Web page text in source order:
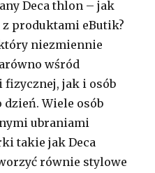
Deca thlon – jak
produktami eButik?
niezmiennie
wśród
jak i osób
dzień. Wiele osób
ubraniami
takie jak Deca
równie stylowe